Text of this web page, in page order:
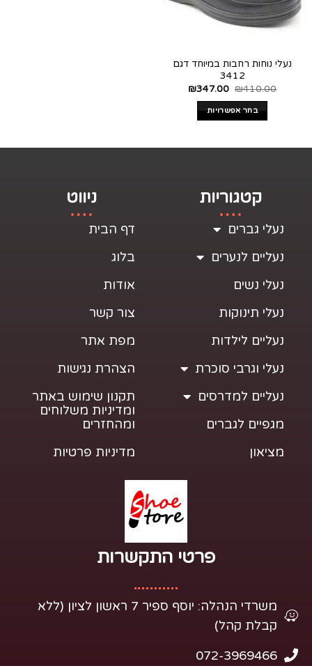
נעלי נוחות רחבות במיוחד דגם
3412
₪410.00
₪347.00
בחר אפשרויות
קטגוריות
נעלי גברים
נעליים לנערים
נעלי נשים
נעלי תינוקות
נעליים לילדות
נעלי וגרבי סוכרת
נעליים למדרסים
מגפיים לגברים
מציאון
ניווט
דף הבית
בלוג
אודות
צור קשר
מפת אתר
הצהרת נגישות
תקנון שימוש באתר
ומדיניות משלוחים
ומהחזרים
מדיניות פרטיות
פרטי התקשרות​
משרדי הנהלה: יוסף ספיר 7 ראשון לציון (ללא
קבלת קהל)
072-3969466